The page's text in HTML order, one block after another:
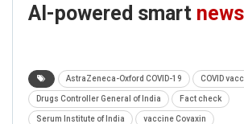
AI-powered smart news
AstraZeneca-Oxford COVID-19 COVID
Drugs Controller General of India Fact check
Serum Institute of India vaccine Covaxin